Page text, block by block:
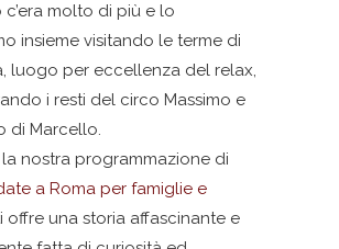
c’era molto di più e lo
insieme visitando le terme di
luogo per eccellenza del relax,
i resti del circo Massimo e
di Marcello.
la nostra programmazione di
a Roma per famiglie e
offre una storia affascinante e